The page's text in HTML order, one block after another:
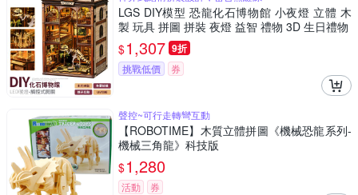
LGS DIY模型 恐龍化石博物館 小夜燈 立體 木
製 玩具 拼圖 拼裝 夜燈 益智 禮物 3D 生日禮物
$1,307 9折
挑戰低價 券
聲控~可行走轉彎互動
【ROBOTIME】木質立體拼圖《機械恐龍系列-
機械三角龍》科技版
$1,280
活動 券